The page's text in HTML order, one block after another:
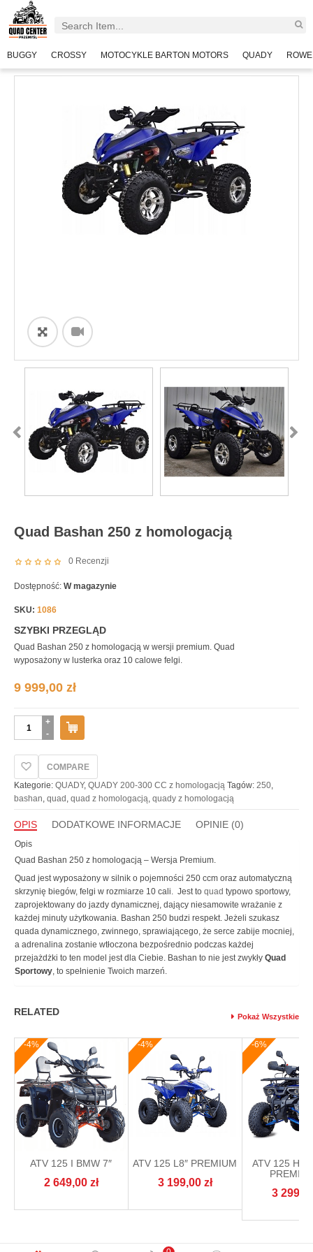
BUGGY CROSSY MOTOCYKLE BARTON MOTORS QUADY
ðŸ”
Quad Bashan 250 z homologacją
0 Recenzji
Dostępność: W magazynie
SKU: 1086
SZYBKI PRZEGLĄD
Quad Bashan 250 z homologacją w wersji premium. Quad
wyposażony w lusterka oraz 10 calowe felgi.
9 999,00 zł
250
homologacją
COMPARE
Kategorie: QUADY, QUADY 200-300 CC z homologacją Tagów: 250,
bashan, quad , quad z homologacją, quady z homologacją
OPIS DODATKOWE INFORMACJE OPINIE (0)
Opis
Quad Bashan 250 z homologacją – Wersja Premium.
Quad jest wyposażony w silnik o pojemności 250 ccm oraz automatyczną
skrzynię biegów, felgi w rozmiarze 10 cali. Jest to quad typowo sportowy,
zaprojektowany do jazdy dynamicznej, dający niesamowite wrażanie z
każdej minuty użytkowania. Bashan 250 budzi respekt. Jeżeli szukasz
quada dynamicznego, zwinnego, sprawiającego, że serce zabije mocniej,
a adrenalina zostanie wtłoczona bezpośrednio podczas każdej
przejażdżki to ten model jest dla Ciebie. Bashan to nie jest zwykły Quad
Sportowy, to spełnienie Twoich marzeń.
RELATED Pokaż Wszystkie
-4%
ATV 125 I BMW 7″
2 649,00 zł
-4%
ATV 125 L8″ PREMIUM
3 199,00 zł
-6%
ATV 125
3